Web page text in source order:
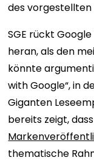
des vorgestellten
SGE rückt
heran, als den
könnte
with Google“, in
Giganten
bereits zeigt,
thematische